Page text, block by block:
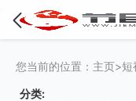
您当前的位置： 主页>短
分类: